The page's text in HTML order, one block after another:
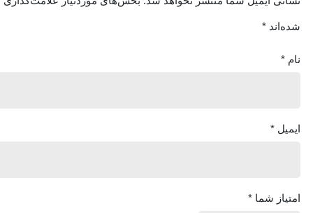
شده‌اند*
نام*
ایمیل *
امتیاز شما*